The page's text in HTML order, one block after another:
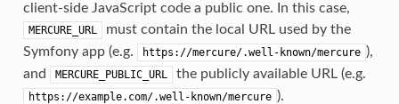
client-side JavaScript code a public one. In this case,
MERCURE_URL
must contain the local URL used by the
Symfony app (e.g.
https://mercure/.well-known/mercure ),
and
MERCURE_PUBLIC_URL the publicly available URL (e.g.
https://example.com/.well-known/mercure ).